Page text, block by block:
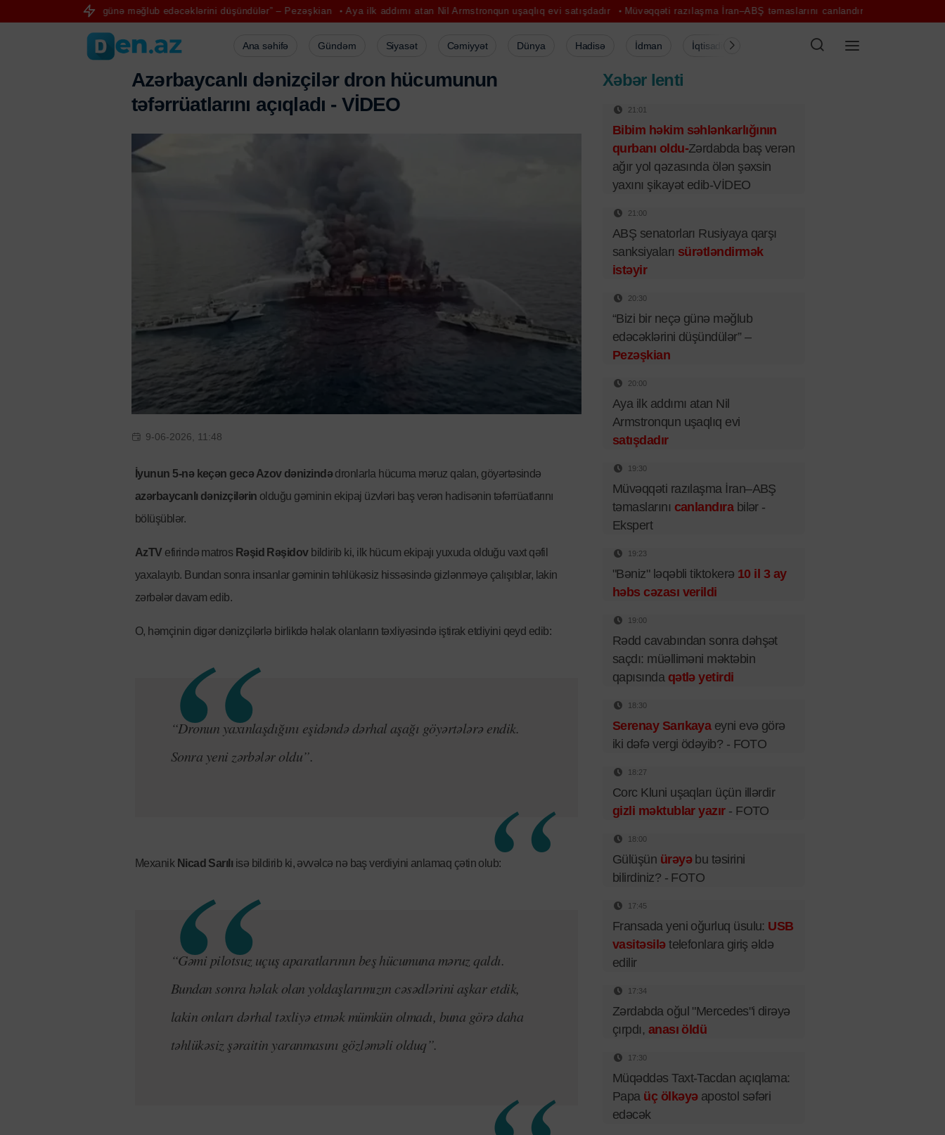
neçə günə məğlub edəcəklərini düşündülər” – Pezəşkian Aya ilk addımı atan Nil Armstronqun uşaqlıq evi satışdadır Müvəqqəti razılaşma İran–ABŞ təmaslarını canlandıra bilər - Ekspert
Ana səhifə Gündəm Siyasət Cəmiyyət Dünya Hadisə İdman İqtisadiyyat Şou-biznes Müsahibə
Azərbaycanlı dənizçilər dron hücumunun
təfərrüatlarını açıqladı - VİDEO
9-06-2026, 11:48
İyunun 5-nə keçən gecə Azov dənizində dronlarla hücuma məruz qalan, göyərtəsində
azərbaycanlı dənizçilərin olduğu gəminin ekipaj üzvləri baş verən hadisənin təfərrüatlarını
bölüşüblər.
AzTV efirində matros Rəşid Rəşidovbildirib ki, ilk hücum ekipajı yuxuda olduğu vaxt qəfil
yaxalayıb. Bundan sonra insanlar gəminin təhlükəsiz hissəsində gizlənməyə çalışıblar, lakin
zərbələr davam edib.
O, həmçinin digər dənizçilərlə birlikdə həlak olanların təxliyəsində iştirak etdiyini qeyd edib:
“Dronun yaxınlaşdığını eşidəndə dərhal aşağı göyərtələrə endik.
Sonra yeni zərbələr oldu”.
Mexanik Nicad Sarılı isə bildirib ki, əvvəlcə nə baş verdiyini anlamaq çətin olub:
“Gəmi pilotsuz uçuş aparatlarının beş hücumuna məruz qaldı.
Bundan sonra həlak olan yoldaşlarımızın cəsədlərini aşkar etdik,
lakin onları dərhal təxliyə etmək mümkün olmadı, buna görə daha
təhlükəsiz şəraitin yaranmasını gözləməli olduq”.
Xəbər lenti
21:01
Bibim həkim səhlənkarlığının
qurbanı oldu-Zərdabda baş verən
ağır yol qəzasında ölən şəxsin
yaxını şikayət edib-VİDEO
21:00
ABŞ senatorları Rusiyaya qarşı
sanksiyaları sürətləndirmək
istəyir
20:30
“Bizi bir neçə günə məğlub
edəcəklərini düşündülər” –
Pezəşkian
20:00
Aya ilk addımı atan Nil
Armstronqun uşaqlıq evi
satışdadır
19:30
Müvəqqəti razılaşma İran–ABŞ
təmaslarını canlandırabilər -
Ekspert
19:23
"Bəniz" ləqəbli tiktokerə 10 il 3 ay
həbs cəzası verildi
19:00
Rədd cavabından sonra dəhşət
saçdı: müəlliməni məktəbin
qapısında qətlə yetirdi
18:30
Serenay Sarıkayaeyni evə görə
iki dəfə vergi ödəyib? - FOTO
18:27
Corc Kluni uşaqları üçün illərdir
gizli məktublar yazır- FOTO
18:00
Gülüşün ürəyəbu təsirini
bilirdiniz? - FOTO
17:45
Fransada yeni oğurluq üsulu: USB
vasitəsilətelefonlara giriş əldə
edilir
17:34
Zərdabda oğul "Mercedes"i dirəyə
çırpdı, anası öldü
17:30
Müqəddəs Taxt-Tacdan açıqlama:
Papa üç ölkəyəapostol səfəri
edəcək